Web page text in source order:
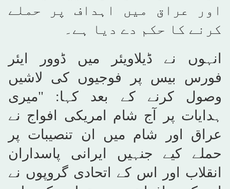
اور عراق میں اہداف پر حملے
کرنے کا حکم دے دیا ہے۔
انہوں نے ڈیلاویئر میں ڈوور ایئر
فورس بیس پر فوجیوں کی لاشیں
وصول کرنے کے بعد کہا: "میری
ہدایات پر آج شام امریکی افواج نے
عراق اور شام میں ان تنصیبات پر
حملے کیے جنہیں ایرانی پاسداران
انقلاب اور اس کے اتحادی گروپوں نے